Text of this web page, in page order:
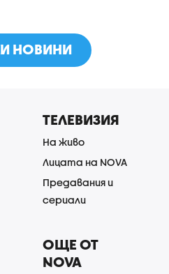
НОВИНИ
ТЕЛЕВИЗИЯ
На живо
Лицата на NOVA
Предавания и
сериали
ОЩЕ ОТ
NOVA